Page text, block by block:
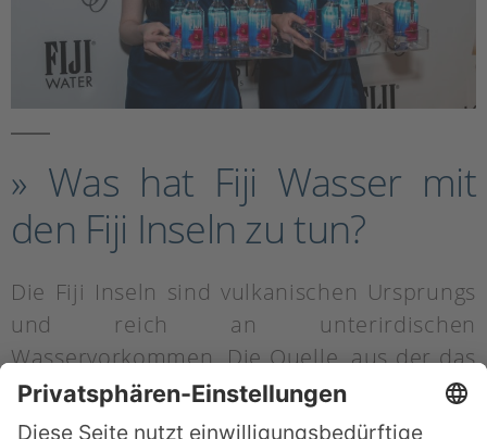
» Was hat Fiji Wasser mit
den Fiji Inseln zu tun?
Die Fiji Inseln sind vulkanischen Ursprungs
und reich an unterirdischen
Wasservorkommen. Die Quelle, aus der das
Fiji Wasser stammt, befindet sich auf
Fijis
Hauptinsel Viti Levu. Allerdings ist der